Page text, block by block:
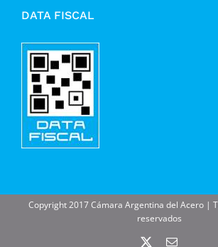
DATA FISCAL
Copyright 2017 Cámara Argentina del Acero |
reservados
Correo